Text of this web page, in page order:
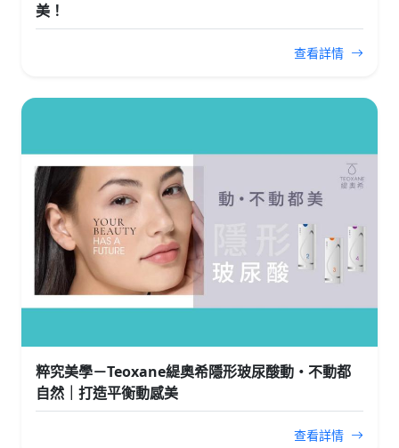
美！
查看詳情
粹究美學－Teoxane緹奧希隱形玻尿酸動・不動都
自然｜打造平衡動感美
查看詳情